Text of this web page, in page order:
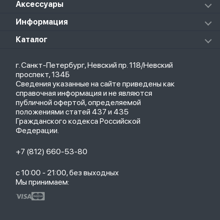
Xiaomi Pad 6
Xiaomi Redmi Pad
Redmi Buds 4 Pro
Notebook Pro
Колонки
Роботы-пылесосы
Стилусы
Товары для детей
Саундбары
Мониторы
ТВ-приставки
Аксессуары
Аксессуары к пылесосам и швабрам
Чехлы
Рюкзаки
Кабели
Зарядные устройства
Информация
О магазине
Политика конфиденциальности
Оплата и доставка
Партнерская программа
Гарантия
Обмен и возврат
Бонусы
Trade-in
Каталог
Новые поступления
Популярное
Акции
г. Санкт-Петербург, Невский пр. 118/Невский
проспект, 134Б
Сведения указанные на сайте приведены как
справочная информация и не являются
публичной офертой, определяемой
положениями статей 437 и 435
Гражданского кодекса Российской
Федерации.
+7 (812) 660-53-80
с 10:00 - 21:00, без выходных
Мы принимаем: